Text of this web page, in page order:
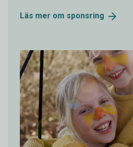
Läs mer om sponsring